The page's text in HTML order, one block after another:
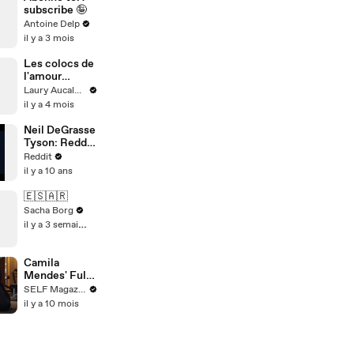
subscribe 🤪
Antoine Delp
il y a 3 mois
Les colocs de
l'amour
Épisode 6 ! La
suite ce
ors ne loupe
pas ça!
Épisode 6/8
pour la saison
2
Laury Aucalme
il y a 4 mois
Neil DeGrasse
Tyson: Reddit
AMA
Reddit
il y a 10 ans
🇪🇸🇦🇷
Sacha Borg
il y a 3 semaines
Camila
Mendes' Full
Workout,
From Warm
SELF Magazine
il y a 10 mois